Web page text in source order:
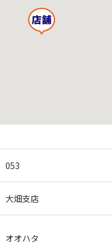
053
大畑支店
オオハタ